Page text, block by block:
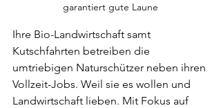
garantiert gute Laune
Ihre Bio-Landwirtschaft samt
Kutschfahrten betreiben die
umtriebigen Naturschützer neben ihren
Vollzeit-Jobs. Weil sie es wollen und
Landwirtschaft lieben. Mit Fokus auf